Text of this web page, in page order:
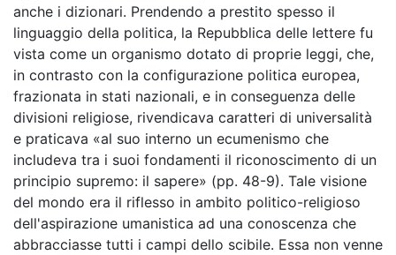
anche i dizionari. Prendendo a prestito spesso il
linguaggio della politica, la Repubblica delle lettere fu
vista come un organismo dotato di proprie leggi, che,
in contrasto con la configurazione politica europea,
frazionata in stati nazionali, e in conseguenza delle
divisioni religiose, rivendicava caratteri di universalità
e praticava «al suo interno un ecumenismo che
includeva tra i suoi fondamenti il riconoscimento di un
principio supremo: il sapere» (pp. 48-9). Tale visione
del mondo era il riflesso in ambito politico-religioso
dell'aspirazione umanistica ad una conoscenza che
abbracciasse tutti i campi dello scibile. Essa non venne